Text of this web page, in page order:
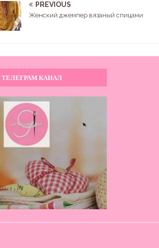
PREVIOUS
Женский джемпер вязаный спицами
ТЕЛЕГРАМ КАНАЛ